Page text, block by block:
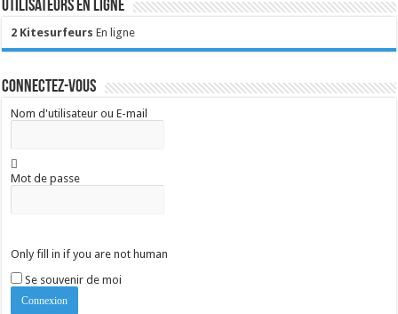
Utilisateurs en ligne
2 Kitesurfeurs En ligne
Connectez-vous
Nom d'utilisateur ou E-mail
Mot de passe
Only fill in if you are not human
Se souvenir de moi